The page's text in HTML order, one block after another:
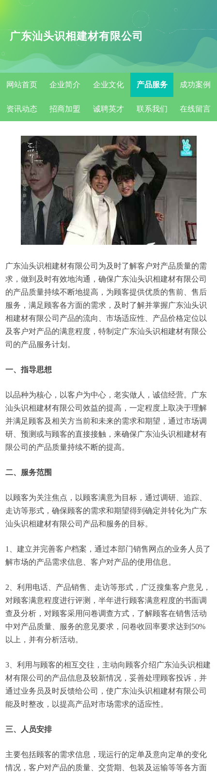
广东汕头识相建材有限公司
网站首页 企业简介 企业文化 产品服务 成功案例
资讯动态 招商加盟 诚聘英才 联系我们 在线留言
广东汕头识相建材有限公司为及时了解客户对产品质量的需
求，做到及时有效地沟通，确保广东汕头识相建材有限公司
的产品质量持续不断地提高，为顾客提供优质的售前、售后
服务，满足顾客各方面的需求，及时了解并掌握广东汕头识
相建材有限公司产品的流向、市场适应性、产品价格定位以
及客户对产品的满意程度，特制定广东汕头识相建材有限公
司的产品服务计划。
一、指导思想
以品种为核心，以客户为中心，老实做人，诚信经营。广东
汕头识相建材有限公司效益的提高，一定程度上取决于理解
并满足顾客及相关方当前和未来的需求和期望，通过市场调
研、预测或与顾客的直接接触，来确保广东汕头识相建材有
限公司的产品质量持续不断的提高。
二、服务范围
以顾客为关注焦点，以顾客满意为目标，通过调研、追踪、
走访等形式，确保顾客的需求和期望得到确定并转化为广东
汕头识相建材有限公司产品和服务的目标。
1、建立并完善客户档案，通过本部门销售网点的业务人员了
解市场的产品需求信息、客户对产品的使用信息。
2、利用电话、产品销售、走访等形式，广泛搜集客户意见，
对顾客满意程度进行评测，半年进行顾客满意程度的书面调
查及分析，对顾客采用问卷调查方式，了解顾客在销售活动
中对产品质量、服务的意见要求，问卷收回率要求达到50%
以上，并有分析活动。
3、利用与顾客的相互交往，主动向顾客介绍广东汕头识相建
材有限公司的产品信息及较新情况，妥善处理顾客投诉，并
通过业务员及时反馈给公司，使广东汕头识相建材有限公司
能及时整改，以提高产品对市场需求的适应性。
三、人员安排
主要包括顾客的需求信息，现运行的定单及意向定单的变化
情况，客户对产品的质量、交货期、包装及运输等等各方面